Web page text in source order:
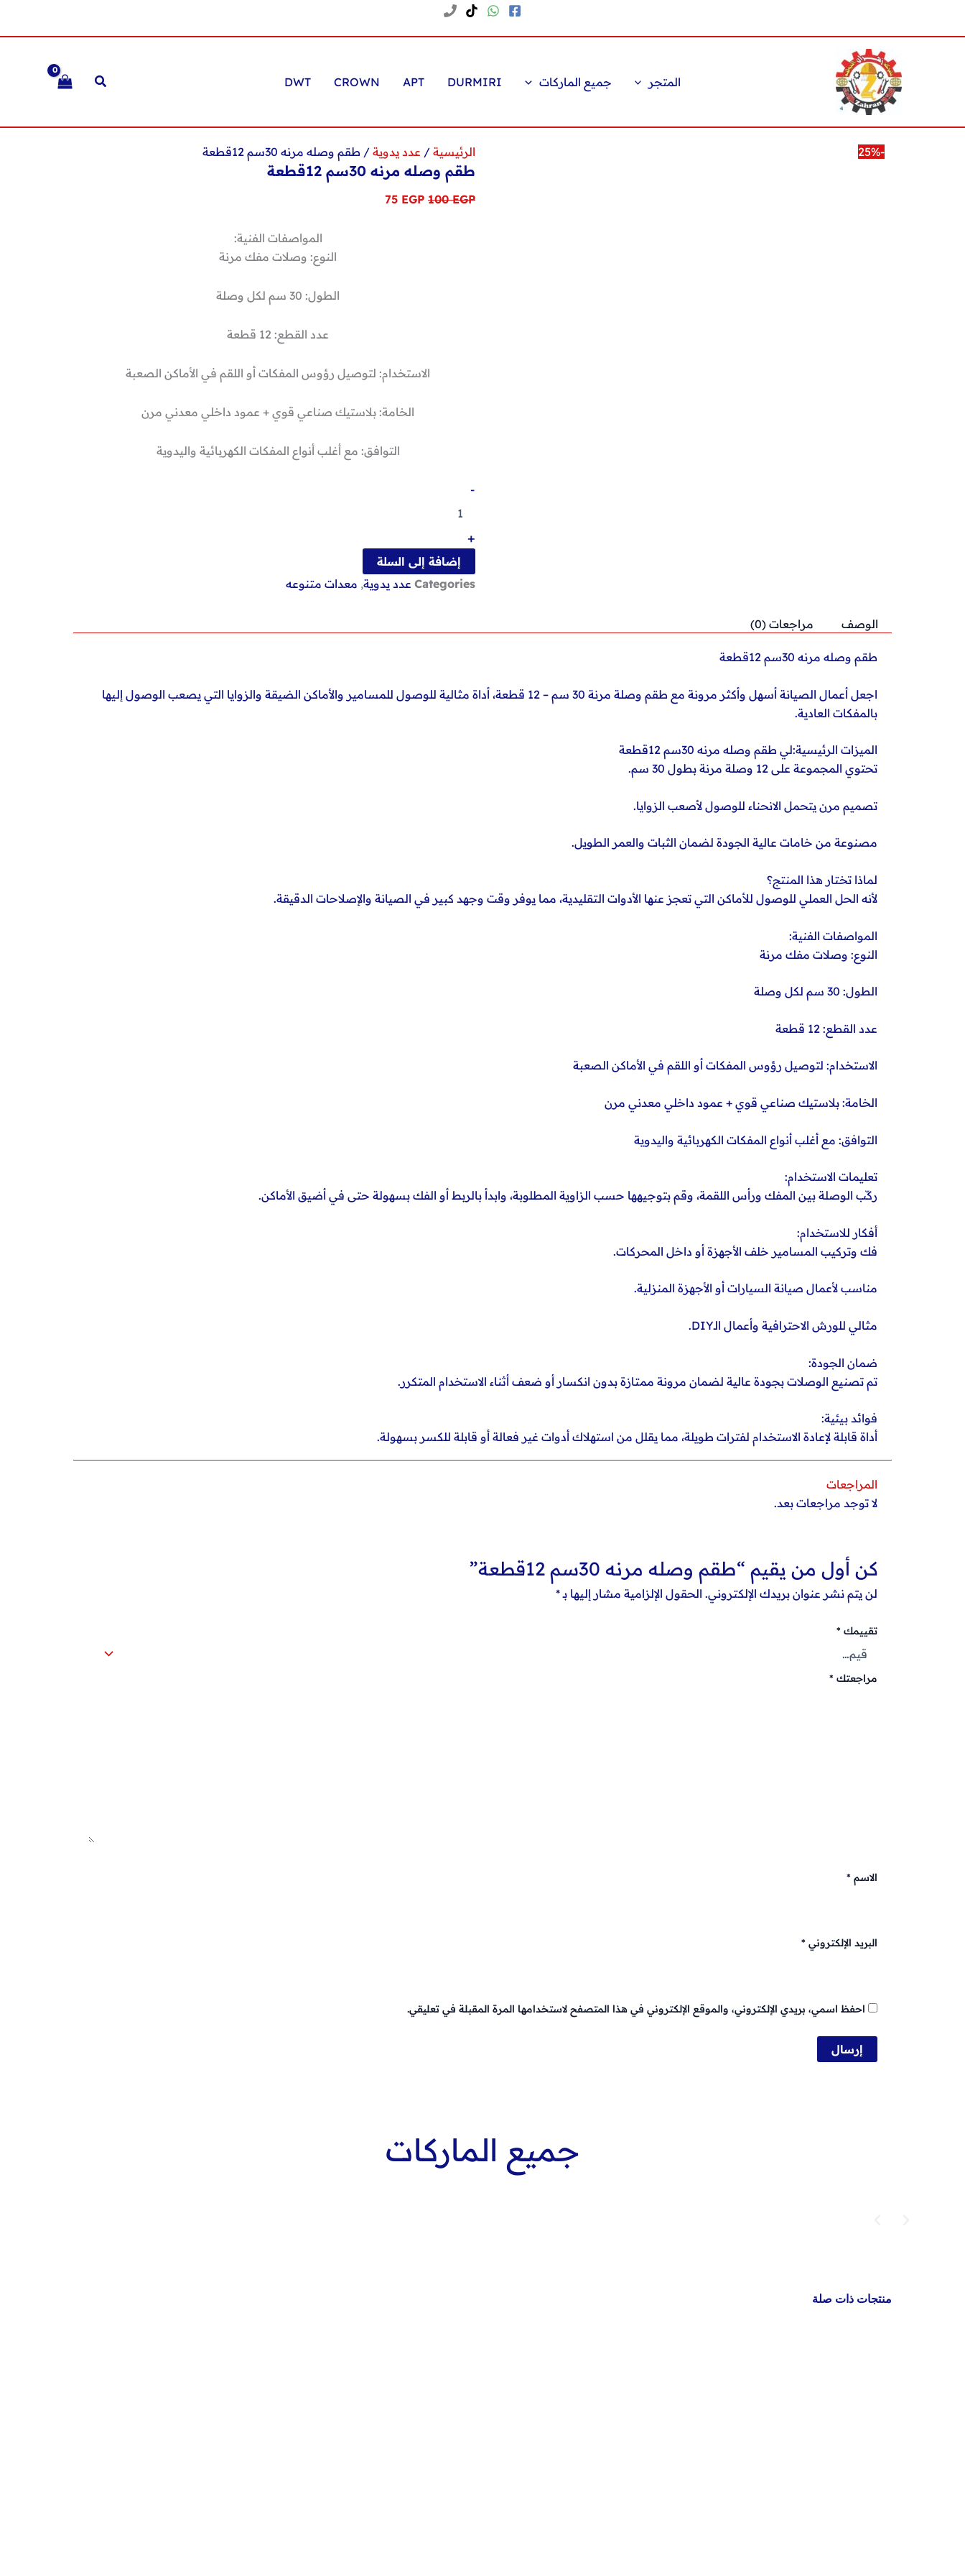
المتجر جميع الماركات DURMIRI
APT
CROWN
DWT
-25% الرئيسية / عدد يدوية / طقم وصله مرنه 30سم 12قطعة
طقم وصله مرنه 30سم 12قطعة
100EGP
السعر75 EGP
السعر
المواصفات الفنية:
النوع: وصلات مفك مرنة
الطول: 30 سم لكل وصلة
عدد القطع: 12 قطعة
الاستخدام: لتوصيل رؤوس المفكات أو اللقم في الأماكن الصعبة
الخامة: بلاستيك صناعي قوي + عمود داخلي معدني مرن
التوافق: مع أغلب أنواع المفكات الكهربائية واليدوية
-
وصله
+
إضافة إلى السلة
Categories عدد يدوية, معدات متنوعه
الوصف مراجعات (0)
طقم وصله مرنه 30سم 12قطعة
اجعل أعمال الصيانة أسهل وأكثر مرونة مع طقم وصلة مرنة 30 سم – 12 قطعة، أداة مثالية للوصول للمسامير والأماكن الضيقة والزوايا التي يصعب الوصول إليها
بالمفكات العادية.
الميزات الرئيسية:لي طقم وصله مرنه 30سم 12قطعة
تحتوي المجموعة على 12 وصلة مرنة بطول 30 سم.
تصميم مرن يتحمل الانحناء للوصول لأصعب الزوايا.
مصنوعة من خامات عالية الجودة لضمان الثبات والعمر الطويل.
لماذا تختار هذا المنتج؟
لأنه الحل العملي للوصول للأماكن التي تعجز عنها الأدوات التقليدية، مما يوفر وقت وجهد كبير في الصيانة والإصلاحات الدقيقة.
المواصفات الفنية:
النوع: وصلات مفك مرنة
الطول: 30 سم لكل وصلة
عدد القطع: 12 قطعة
الاستخدام: لتوصيل رؤوس المفكات أو اللقم في الأماكن الصعبة
الخامة: بلاستيك صناعي قوي + عمود داخلي معدني مرن
التوافق: مع أغلب أنواع المفكات الكهربائية واليدوية
تعليمات الاستخدام:
ركّب الوصلة بين المفك ورأس اللقمة، وقم بتوجيهها حسب الزاوية المطلوبة، وابدأ بالربط أو الفك بسهولة حتى في أضيق الأماكن.
أفكار للاستخدام:
فك وتركيب المسامير خلف الأجهزة أو داخل المحركات.
مناسب لأعمال صيانة السيارات أو الأجهزة المنزلية.
مثالي للورش الاحترافية وأعمال الـDIY.
ضمان الجودة:
تم تصنيع الوصلات بجودة عالية لضمان مرونة ممتازة بدون انكسار أو ضعف أثناء الاستخدام المتكرر.
فوائد بيئية:
أداة قابلة لإعادة الاستخدام لفترات طويلة، مما يقلل من استهلاك أدوات غير فعالة أو قابلة للكسر بسهولة.
المراجعات
لا توجد مراجعات بعد.
كن أول من يقيم “طقم وصله مرنه 30سم 12قطعة”
لن يتم نشر عنوان بريدك الإلكتروني. الحقول الإلزامية مشار إليها بـ*
تقييمك *
مراجعتك *
الاسم *
البريد الإلكتروني *
احفظ اسمي، بريدي الإلكتروني، والموقع الإلكتروني في هذا المتصفح لاستخدامها المرة المقبلة في تعليقي.
جميع الماركات
منتجات ذات صلة